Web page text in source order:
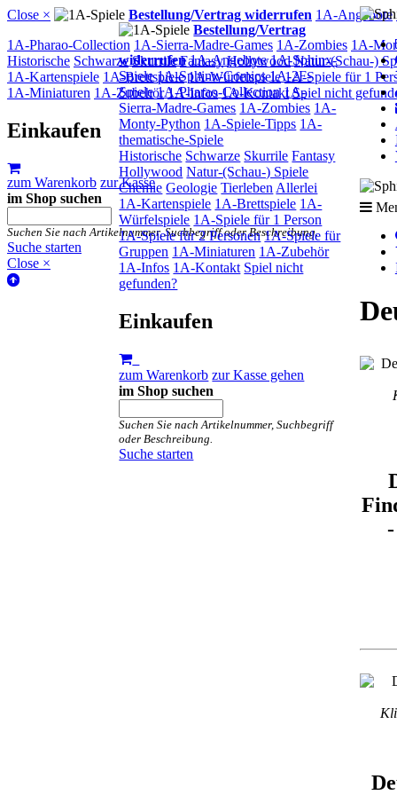
Bestellung/Vertrag
widerrufen 1A-Angebote 1A-Sphinx-
Spiele 1A-Sphinx-Comics 1A-2F-
Spiele 1A-Pharao-Collection 1A-
Sierra-Madre-Games 1A-Zombies 1A-
Monty-Python 1A-Spiele-Tipps 1A-
thematische-Spiele
Historische Schwarze Skurrile Fantasy
Hollywood Natur-(Schau-) Spiele
Chemie Geologie Tierleben Allerlei
1A-Kartenspiele 1A-Brettspiele 1A-
Würfelspiele 1A-Spiele für 1 Person
1A-Spiele für 2 Personen 1A-Spiele für
Gruppen 1A-Miniaturen 1A-Zubehör
1A-Infos 1A-Kontakt Spiel nicht
gefunden?
Einkaufen
zum Warenkorb zur Kasse gehen
im Shop suchen
Suchen Sie nach Artikelnummer, Suchbegriff
oder Beschreibung.
Suche starten
Close × Bestellung/Vertrag widerrufen 1A-Angebote
1A-Pharao-Collection 1A-Sierra-Madre-Games 1A-Zombies 1A-
Historische Schwarze Skurrile Fantasy Hollywood Natur-(Schau-)
1A-Kartenspiele 1A-Brettspiele 1A-Würfelspiele 1A-Spiele für 1
1A-Miniaturen 1A-Zubehör 1A-Infos 1A-Kontakt Spiel nicht
Einkaufen
zum Warenkorb zur Kasse
im Shop suchen
Suchen Sie nach Artikelnummer, Suchbegriff oder Beschreibung.
Suche starten
Close ×